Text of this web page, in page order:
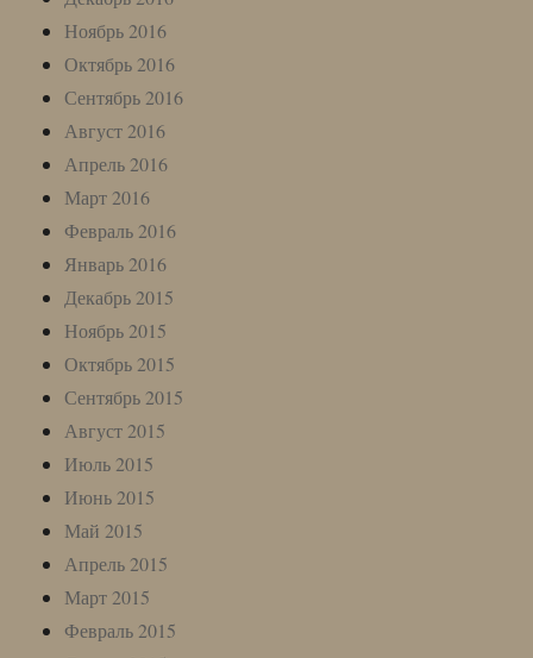
Ноябрь 2016
Октябрь 2016
Сентябрь 2016
Август 2016
Апрель 2016
Март 2016
Февраль 2016
Январь 2016
Декабрь 2015
Ноябрь 2015
Октябрь 2015
Сентябрь 2015
Август 2015
Июль 2015
Июнь 2015
Май 2015
Апрель 2015
Март 2015
Февраль 2015